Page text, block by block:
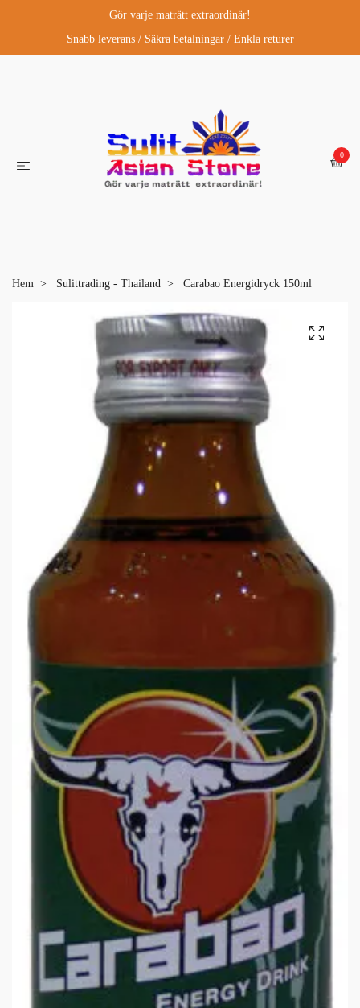
Gör varje maträtt extraordinär!
Snabb leverans / Säkra betalningar / Enkla returer
0
Hem Sulittrading - Thailand Carabao Energidryck 150ml